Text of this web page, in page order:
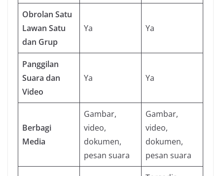
Obrolan Satu
Lawan Satu
dan Grup
Ya Ya
Panggilan
Suara dan
Video
Ya Ya
Berbagi
Media
Gambar,
video,
dokumen,
pesan suara
Gambar,
video,
dokumen,
pesan suara